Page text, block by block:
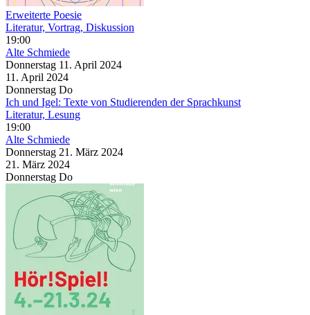
Erweiterte Poesie
Literatur, Vortrag, Diskussion
19:00
Alte Schmiede
Donnerstag 11. April 2024
11. April 2024
Donnerstag Do
Ich und Igel: Texte von Studierenden der Sprachkunst
Literatur, Lesung
19:00
Alte Schmiede
Donnerstag 21. März 2024
21. März 2024
Donnerstag Do